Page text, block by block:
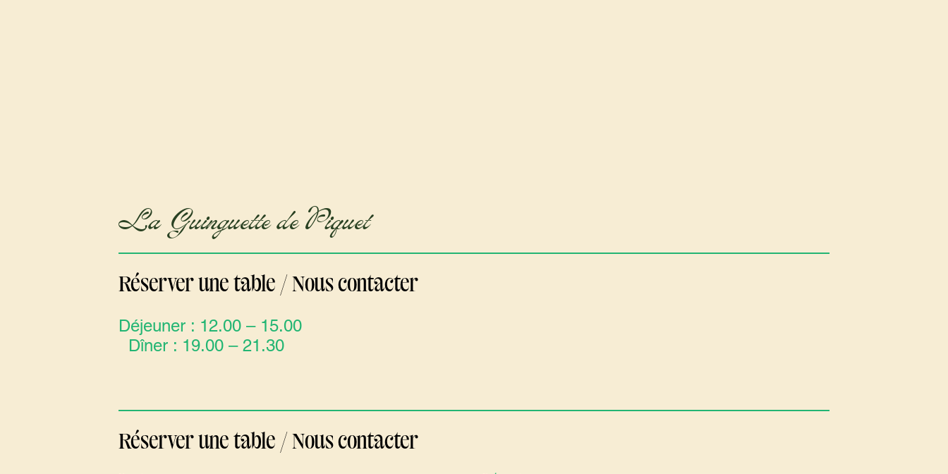
La Guinguette de Piquet
Réserver une table / Nous contacter
Déjeuner : 12.00 – 15.00
Dîner : 19.00 – 21.30
Réserver une table / Nous contacter